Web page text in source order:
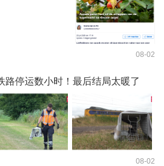
08-02
路停运数小时！最后结局太暖了
08-02